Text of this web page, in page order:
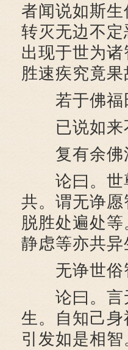
者闻说如斯
转灭无边不
出现于世为诸
胜速疾究竟
若于佛福田
已说如来
复有余佛法
论曰。世尊
共。谓无诤
脱胜处遍处
静虑等亦共
无诤世俗智
论曰。言无
生。自知己
引发如是相